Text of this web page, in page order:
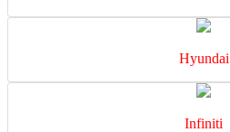
Hyundai
Infiniti